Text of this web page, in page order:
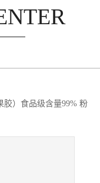
胶）食品级含量99% 粉